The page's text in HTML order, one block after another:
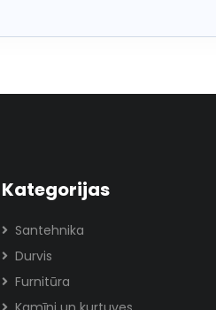
Kategorijas
Santehnika
Durvis
Furnitūra